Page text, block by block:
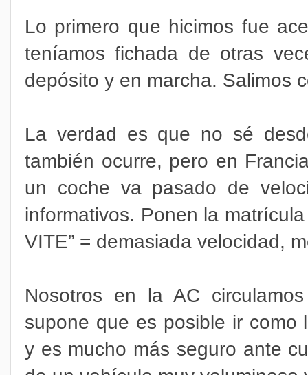
Lo primero que hicimos fue
teníamos fichada de otras
depósito y en marcha. Salimos
La verdad es que no sé
también ocurre, pero en
un coche va pasado de
informativos. Ponen la
VITE” = demasiada velocidad,
Nosotros en la AC
supone que es posible ir como
y es mucho más seguro ante